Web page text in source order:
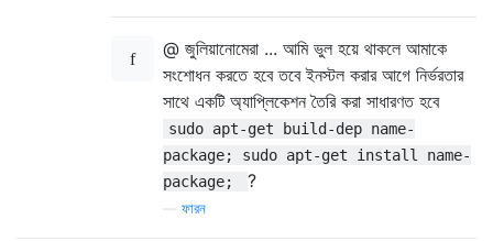
@ জুলিয়ানোমেরা ... আমি ভুল হয়ে থাকলে আমাকে
সংশোধন করতে হবে তবে ইনস্টল করার আগে নির্ভরতার
সাথে একটি অ্যাপ্লিকেশন তৈরি করা সাধারণত হবে
sudo apt-get build-dep name-
package; sudo apt-get install name-
package;
?
ফারন